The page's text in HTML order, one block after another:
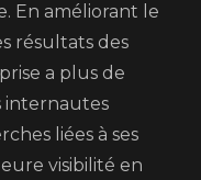
En améliorant le
résultats des
a plus de
internautes
liées à ses
visibilité en